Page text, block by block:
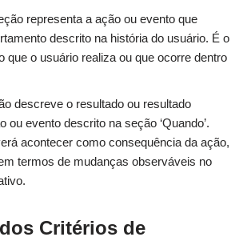
representa a ação ou evento que
descrito na história do usuário. É o
que o usuário realiza ou que ocorre dentro
descreve o resultado ou resultado
ou evento descrito na seção ‘Quando’.
acontecer como consequência da ação,
termos de mudanças observáveis no
Critérios de